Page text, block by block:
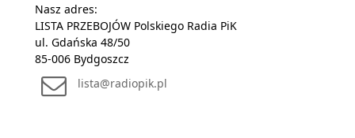
Nasz adres:
LISTA PRZEBOJÓW Polskiego Radia PiK
ul. Gdańska 48/50
85-006 Bydgoszcz
lista@radiopik.pl